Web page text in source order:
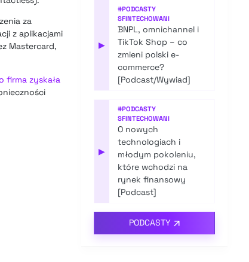
za
z aplikacjami
Mastercard,
firma zyskała
▶
#PODCASTY
SFINTECHOWANI
BNPL, omnichannel i
TikTok Shop – co
zmieni polski e-
commerce?
[Podcast/Wywiad]
▶
#PODCASTY
SFINTECHOWANI
O nowych
technologiach i
młodym pokoleniu,
które wchodzi na
rynek finansowy
[Podcast]
PODCASTY